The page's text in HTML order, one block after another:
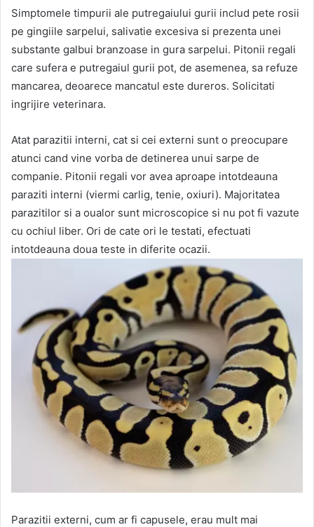
Simptomele timpurii ale putregaiului gurii includ pete rosii
pe gingiile sarpelui, salivatie excesiva si prezenta unei
substante galbui branzoase in gura sarpelui. Pitonii regali
care sufera e putregaiul gurii pot, de asemenea, sa refuze
mancarea, deoarece mancatul este dureros. Solicitati
ingrijire veterinara.
Atat parazitii interni, cat si cei externi sunt o preocupare
atunci cand vine vorba de detinerea unui sarpe de
companie. Pitonii regali vor avea aproape intotdeauna
paraziti interni (viermi carlig, tenie, oxiuri). Majoritatea
parazitilor si a oualor sunt microscopice si nu pot fi vazute
cu ochiul liber. Ori de cate ori le testati, efectuati
intotdeauna doua teste in diferite ocazii.
Parazitii externi, cum ar fi capusele, erau mult mai